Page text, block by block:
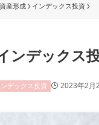
産形成 インデックス投資
ンデックス
ンデックス投資 2023年2月